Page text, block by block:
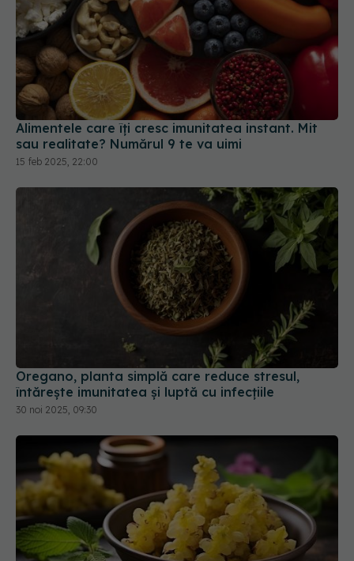
Alimentele care îți cresc imunitatea instant. Mit
sau realitate? Numărul 9 te va uimi
15 feb 2025, 22:00
Oregano, planta simplă care reduce stresul,
întărește imunitatea și luptă cu infecțiile